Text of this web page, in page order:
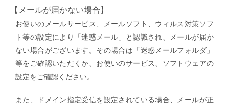
【メールが届かない場合】
お使いのメールサービス、メールソフト、ウィルス対策ソフ
ト等の設定により「迷惑メール」と認識され、メールが届か
ない場合がございます。その場合は「迷惑メールフォルダ」
等をご確認いただくか、お使いのサービス、ソフトウェアの
設定をご確認ください。
また、ドメイン指定受信を設定されている場合、メールが正